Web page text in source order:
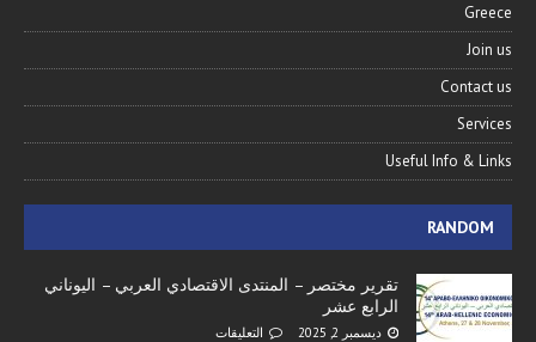
Greece
Join us
Contact us
Services
Useful Info & Links
RANDOM
تقرير مختصر – المنتدى الاقتصادي العربي – اليوناني
الرابع عشر
ديسمبر 2, 2025 التعليقات